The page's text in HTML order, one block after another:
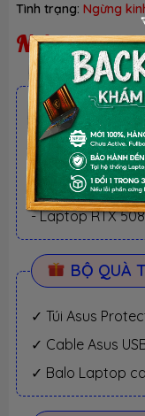
Tình trạng: Ngừng
Ngừng kinh
ƯU ĐÃI
BACK TO
- Laptop
- Laptop RTX
BỘ QUÀ
✓ Túi Asus
✓ Cable Asus
✓ Balo Laptop